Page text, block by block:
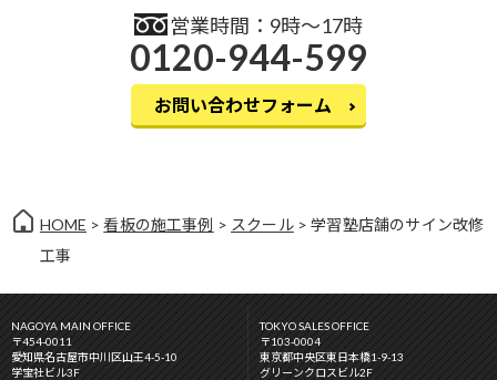
営業時間：9時〜17時
0120-944-599
お問い合わせフォーム
HOME >看板の施工事例 > スクール> 学習塾店舗のサイン改修
工事
NAGOYA MAIN OFFICE
〒454-0011
愛知県名古屋市中川区山王4-5-10
学宝社ビル3F
TOKYO SALES OFFICE
〒103-0004
東京都中央区東日本橋1-9-13
グリーンクロスビル2F